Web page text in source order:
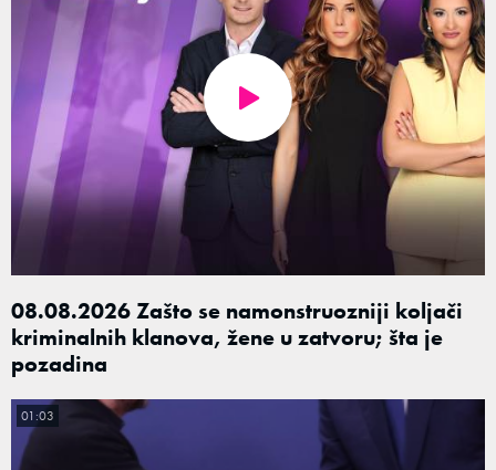
08.08.2026 Zašto se namonstruozniji koljači
kriminalnih klanova, žene u zatvoru; šta je
pozadina
01:03